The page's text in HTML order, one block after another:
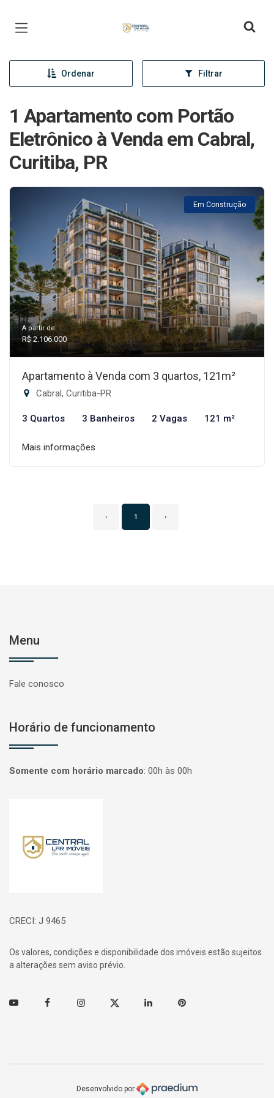
Ordenar Filtrar
1 Apartamento com Portão
Eletrônico à Venda em Cabral,
Curitiba, PR
Em Construção
A partir de:
R$ 2.106.000
Apartamento à Venda com 3 quartos, 121m²
Cabral, Curitiba-PR
3 Quartos 3 Banheiros 2 Vagas 121 m²
Mais informações
‹ 1 ›
Menu
Fale conosco
Horário de funcionamento
Somente com horário marcado: 00h às 00h
CRECI: J 9465
Os valores, condições e disponibilidade dos imóveis estão sujeitos
a alterações sem aviso prévio.
Youtube FacebookInstagramTwitter Linkedin Pinterest
Desenvolvido por